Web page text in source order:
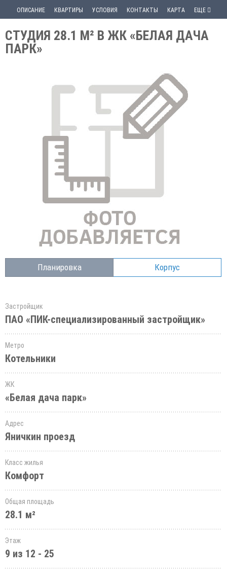
ОПИСАНИЕ КВАРТИРЫ УСЛОВИЯ КОНТАКТЫ КАРТА ЕЩЕ
СТУДИЯ 28.1 М² В ЖК «БЕЛАЯ ДАЧА
ПАРК»
Планировка Корпус
Застройщик
ПАО «ПИК-специализированный застройщик»
Метро
Котельники
ЖК
«Белая дача парк»
Адрес
Яничкин проезд
Класс жилья
Комфорт
Общая площадь
28.1 м²
Этаж
9 из 12 - 25